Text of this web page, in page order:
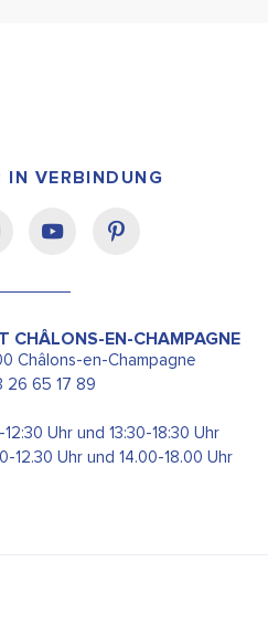
IN VERBINDUNG
CHÂLONS-EN-CHAMPAGNE
Châlons-en-Champagne
26 65 17 89
Uhr und 13:30-18:30 Uhr
12.30 Uhr und 14.00-18.00 Uhr